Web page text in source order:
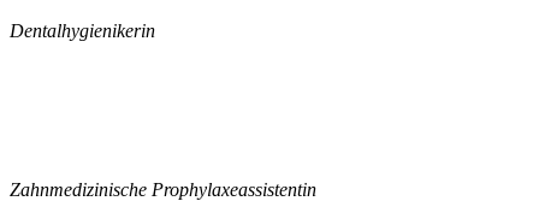
Dentalhygienikerin
Zahnmedizinische Prophylaxeassistentin